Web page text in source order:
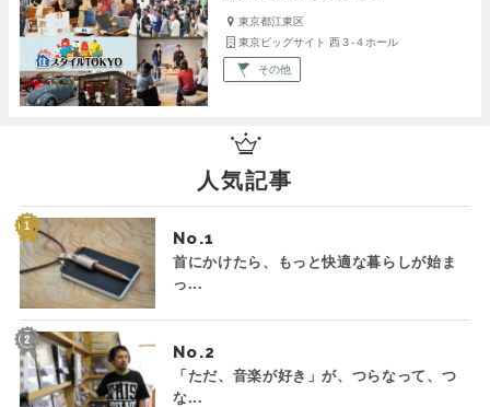
東京都江東区
東京ビッグサイト 西３-４ホール
その他
人気記事
No.
首にかけたら、もっと快適な暮らしが始ま
っ...
No.
「ただ、音楽が好き」が、つらなって、つ
な...